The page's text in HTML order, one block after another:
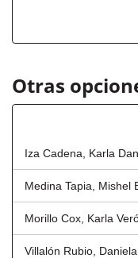
Otras
Iza Cadena, Karla
Medina Tapia, Mishel
Morillo Cox, Karla
Villalón Rubio,